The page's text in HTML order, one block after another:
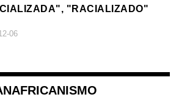
"RACIALIZADO"
06